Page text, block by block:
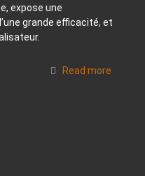
expose une
grande efficacité, et
Read more